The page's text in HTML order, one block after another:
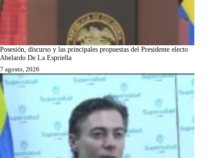
Posesión, discurso y las principales propuestas del Presidente electo
Abelardo De La Espriella
7 agosto, 2026